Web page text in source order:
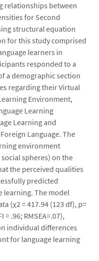
relationships between
for Second
structural equation
for this study comprised
learners in
responded to a
a demographic section
regarding their Virtual
Environment,
Learning
Learning and
Language. The
environment
spheres) on the
the perceived qualities
predicted
learning. The model
(χ2 = 417.94 (123 df), p=
= .96; RMSEA=.07),
individual differences
for language learning